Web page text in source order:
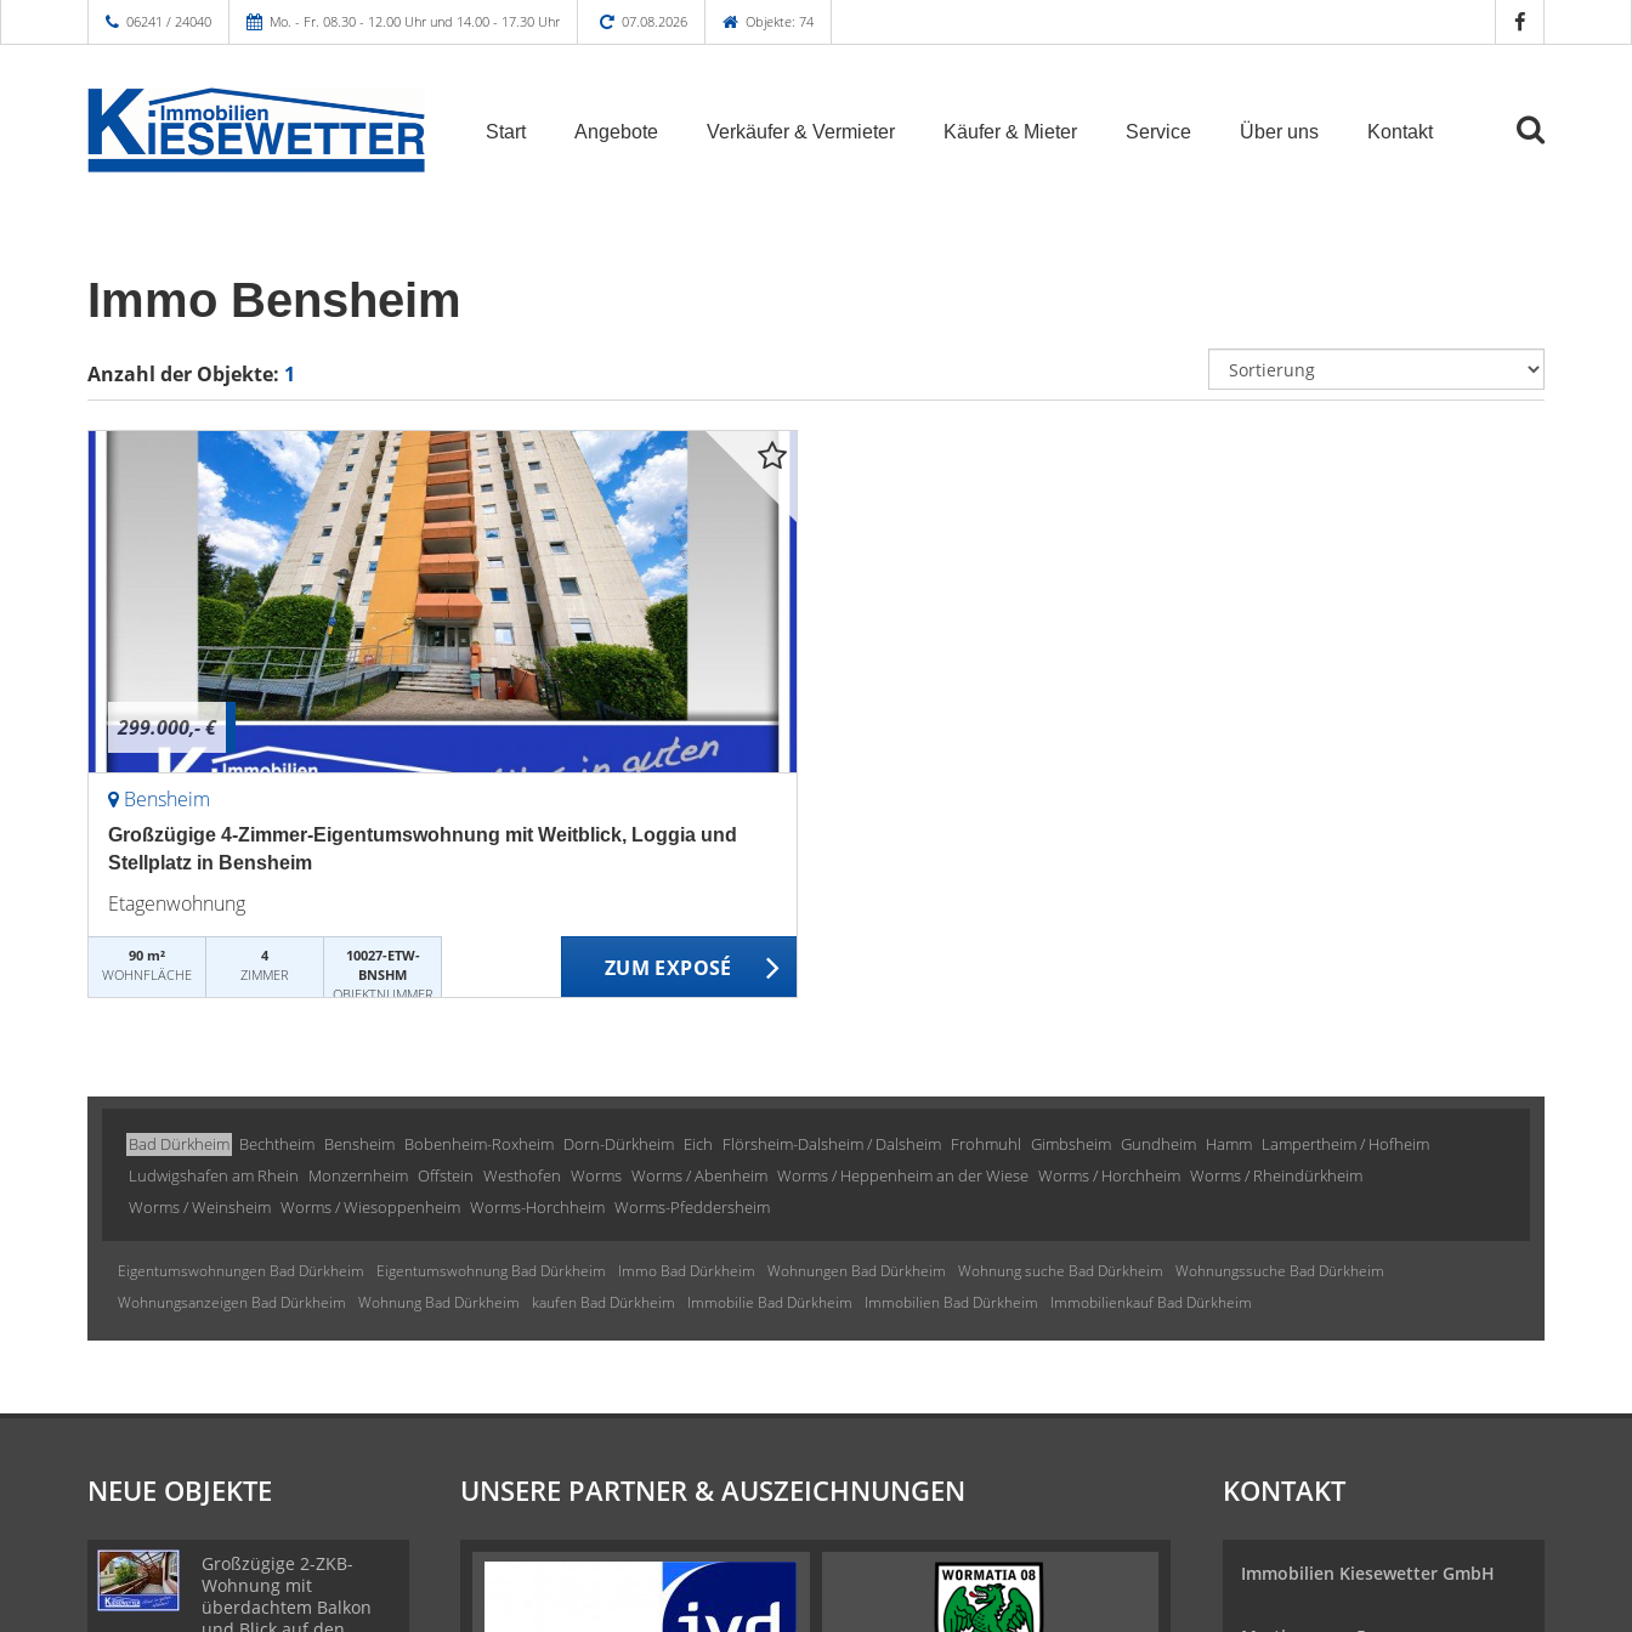
06241 / 24040 Mo. - Fr. 08.30 - 12.00 Uhr und 14.00 - 17.30 Uhr 07.08.2026 Objekte: 74
Start Angebote Verkäufer & Vermieter Käufer & Mieter Service Über uns Kontakt
Immo Bensheim
Anzahl der Objekte: 1
299.000,- €
Bensheim
Großzügige 4-Zimmer-Eigentumswohnung mit Weitblick, Loggia und
Stellplatz in Bensheim
Etagenwohnung
90 m²
WOHNFLÄCHE
4
ZIMMER
10027-ETW-
BNSHM
OBJEKTNUMMER
ZUM EXPOSÉ
Bad Dürkheim Bechtheim Bensheim Bobenheim-Roxheim Dorn-Dürkheim Eich Flörsheim-Dalsheim / Dalsheim Frohmuhl Gimbsheim Gundheim Hamm Lampertheim / Hofheim
Ludwigshafen am Rhein Monzernheim Offstein Westhofen Worms Worms / Abenheim Worms / Heppenheim an der Wiese Worms / Horchheim Worms / Rheindürkheim
Worms / Weinsheim Worms / Wiesoppenheim Worms-Horchheim Worms-Pfeddersheim
Eigentumswohnungen Bad Dürkheim Eigentumswohnung Bad Dürkheim Immo Bad Dürkheim Wohnungen Bad Dürkheim Wohnung suche Bad Dürkheim
Wohnungssuche Bad Dürkheim
Wohnungsanzeigen Bad Dürkheim
Wohnung Bad Dürkheim kaufen Bad Dürkheim Immobilie Bad Dürkheim Immobilien Bad Dürkheim Immobilienkauf Bad Dürkheim
NEUE OBJEKTE
Großzügige 2-ZKB-
Wohnung mit
überdachtem Balkon
UNSERE PARTNER & AUSZEICHNUNGEN KONTAKT
Immobilien Kiesewetter GmbH